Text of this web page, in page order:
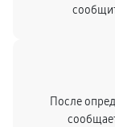
После